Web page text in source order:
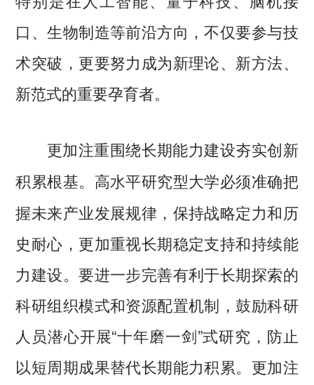
口、生物制造等前沿方向，不仅要参与技
术突破，更要努力成为新理论、新方法、
新范式的重要孕育者。
更加注重围绕长期能力建设夯实创新
积累根基。 高水平研究型大学必须准确把
握未来产业发展规律，保持战略定力和历
史耐心，更加重视长期稳定支持和持续能
力建设。要进一步完善有利于长期探索的
科研组织模式和资源配置机制，鼓励科研
人员潜心开展“十年磨一剑”式研究，防止
以短周期成果替代长期能力积累。更加注